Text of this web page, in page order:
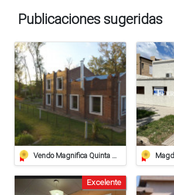
Publicaciones sugeridas
Vendo Magnifica Quinta De Grandes Dimensiones. - Zona Estación Saguier
Excelente